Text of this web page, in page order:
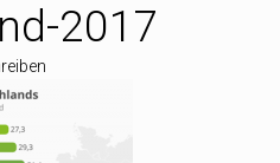
2017